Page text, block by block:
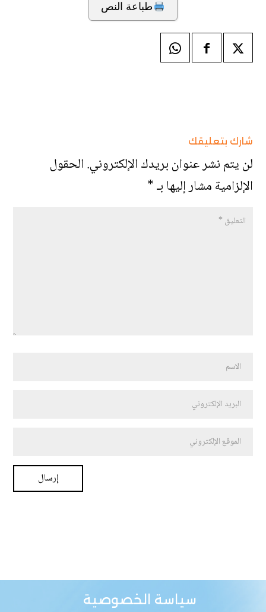
طباعة النص
شارك بتعليقك
لن يتم نشر عنوان بريدك الإلكتروني.الحقول
الإلزامية مشار إليها بـ*
سياسة الخصوصية